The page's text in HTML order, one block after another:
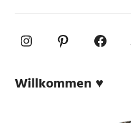
InstagramPinterest
Willkommen ♥